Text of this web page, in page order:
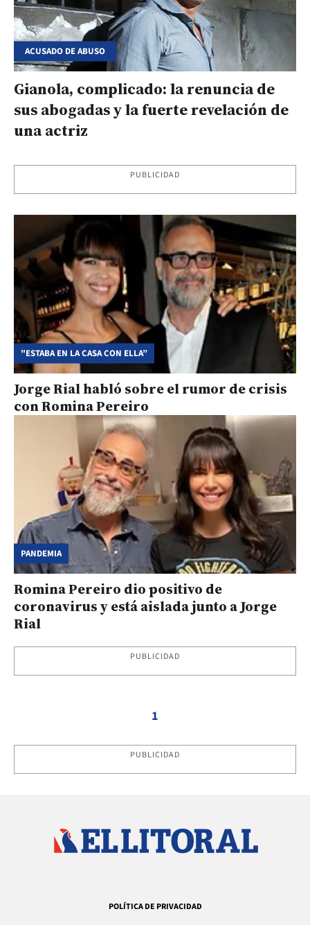
ACUSADO DE ABUSO
Gianola, complicado: la renuncia de
sus abogadas y la fuerte revelación de
una actriz
PUBLICIDAD
"ESTABA EN LA CASA CON ELLA”
Jorge Rial habló sobre el rumor de crisis
con Romina Pereiro
PANDEMIA
Romina Pereiro dio positivo de
coronavirus y está aislada junto a Jorge
Rial
PUBLICIDAD
1
PUBLICIDAD
POLÍTICA DE PRIVACIDAD